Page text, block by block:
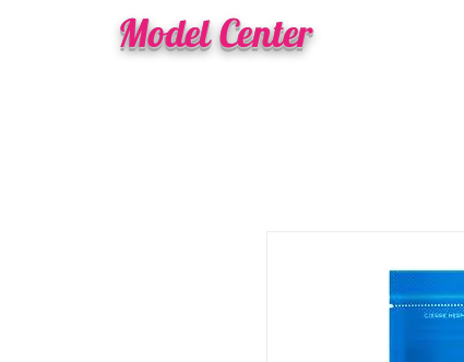
Model Center